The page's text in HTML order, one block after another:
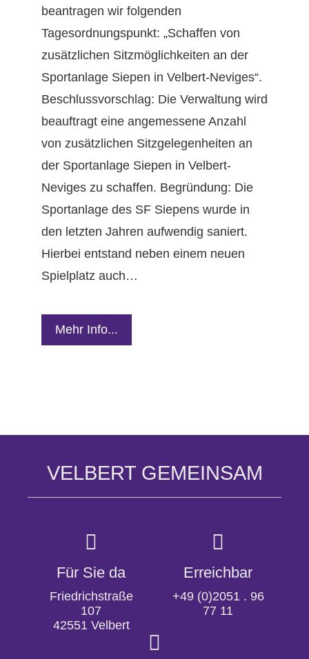
beantragen wir folgenden
Tagesordnungspunkt: „Schaffen von
zusätzlichen Sitzmöglichkeiten an der
Sportanlage Siepen in Velbert-Neviges“.
Beschlussvorschlag: Die Verwaltung wird
beauftragt eine angemessene Anzahl
von zusätzlichen Sitzgelegenheiten an
der Sportanlage Siepen in Velbert-
Neviges zu schaffen. Begründung: Die
Sportanlage des SF Siepens wurde in
den letzten Jahren aufwendig saniert.
Hierbei entstand neben einem neuen
Spielplatz auch…
Mehr Info...
VELBERT GEMEINSAM
Für Sie da
Friedrichstraße
107
42551 Velbert
Erreichbar
+49 (0)2051 . 96
77 11